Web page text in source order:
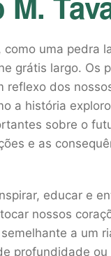
uma pedra
grátis largo. Os
dos
a história
sobre o
e as
educar e
nossos
a um
profundidade